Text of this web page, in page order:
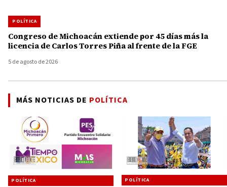
POLÍTICA
Congreso de Michoacán extiende por 45 días más la
licencia de Carlos Torres Piña al frente de la FGE
5 de agosto de 2026
MÁS NOTICIAS DE POLÍTICA
POLÍTICA POLÍTICA